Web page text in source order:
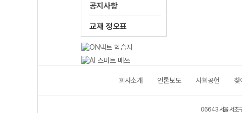
공지사항
교재 정오표
회사소개 언론보도 사회공헌 찾
06643 서울 서초